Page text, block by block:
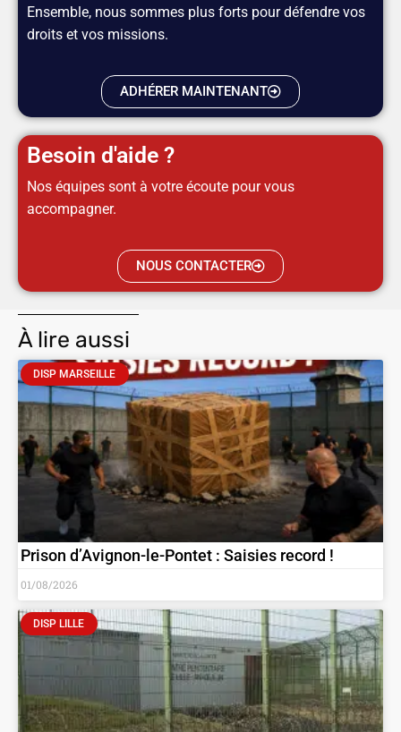
Ensemble, nous sommes plus forts pour défendre vos
droits et vos missions.
ADHÉRER MAINTENANT
Besoin d'aide ?
Nos équipes sont à votre écoute pour vous
accompagner.
NOUS CONTACTER
À lire aussi
DISP MARSEILLE
Prison d’Avignon-le-Pontet : Saisies record !
01/08/2026
DISP LILLE